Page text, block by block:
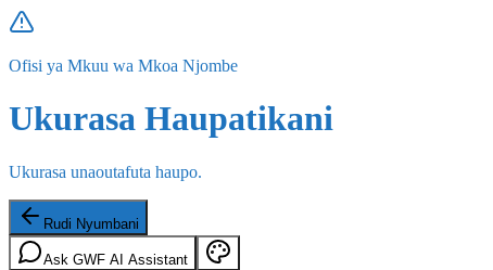
Ofisi ya Mkuu wa Mkoa Njombe
Ukurasa Haupatikani
Ukurasa unaoutafuta haupo.
Rudi Nyumbani
Ask GWF AI Assistant